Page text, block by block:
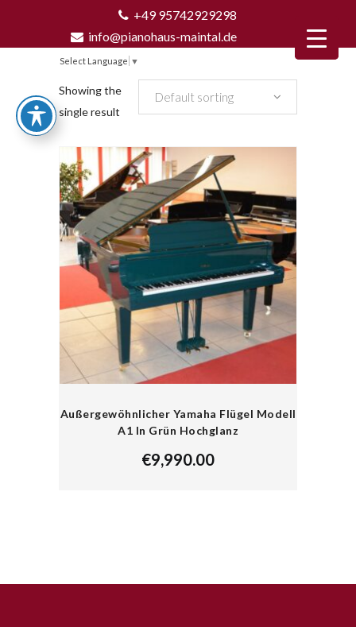
+49 95742929298
info@pianohaus-maintal.de
Select Language ▼
Showing the
single result
Default sorting
Außergewöhnlicher Yamaha Flügel Modell
A1 In Grün Hochglanz
€9,990.00